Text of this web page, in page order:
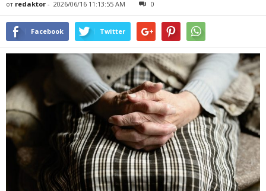
от redaktor - 2026/06/16 11:13:55 AM 0
Facebook Twitter